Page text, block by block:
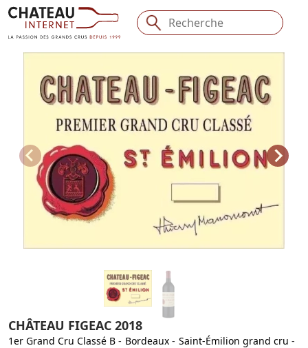
CHÂTEAU FIGEAC 2018
1er Grand Cru Classé B - Bordeaux - Saint-Émilion grand cru -